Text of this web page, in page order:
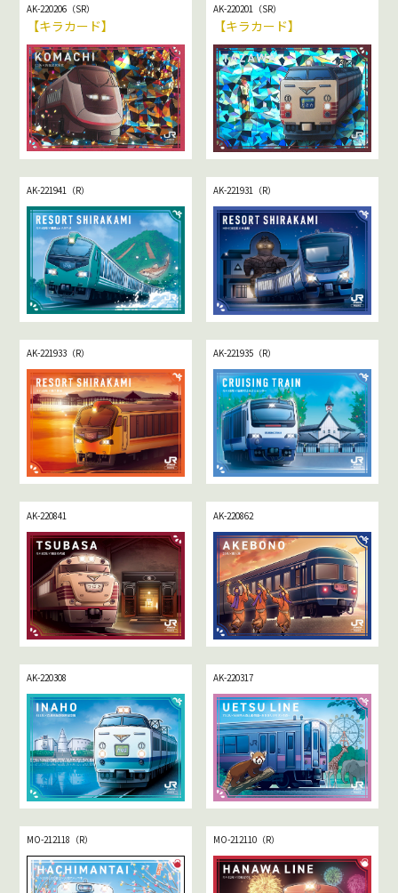
AK-220206（SR）
【キラカード】
AK-220201（SR）
【キラカード】
AK-221941（R） AK-221931（R）
AK-221933（R） AK-221935（R）
AK-220841 AK-220862
AK-220308 AK-220317
MO-212118（R） MO-212110（R）